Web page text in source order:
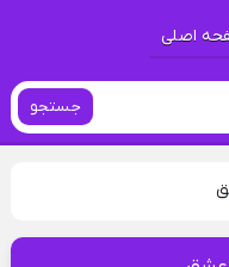
اصلی
جستجو